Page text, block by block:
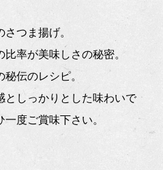
つま揚げ。
比率が美味しさの秘密。
伝のレシピ。
としっかりとした味わいで
度ご賞味下さい。